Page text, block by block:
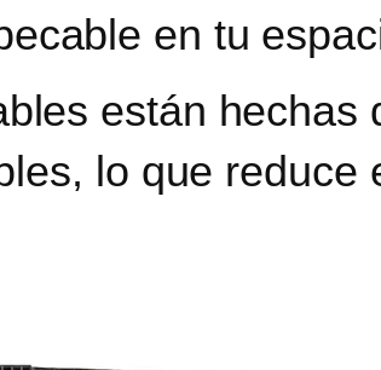
en tu
están hechas
lo que reduce